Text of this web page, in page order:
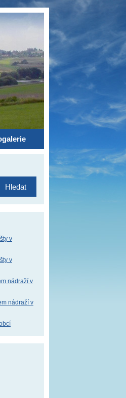
v
v
nádraží v
nádraží v